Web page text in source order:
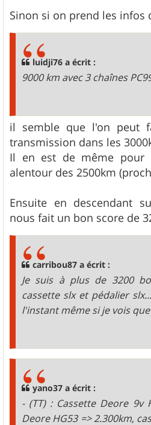
Sinon si on prend les infos
luidji76 a écrit :
9000 km avec 3 chaînes
il semble que l'on peut
transmission dans les
Il en est de même
alentour des 2500km
Ensuite en descendant
nous fait un bon score de
carribou87 a écrit :
Je suis à plus de 3200
cassette slx et pédalier
l'instant même si je vois
yano37 a écrit :
- (TT) : Cassette Deore 9v
Deore HG53 => 2.300km,